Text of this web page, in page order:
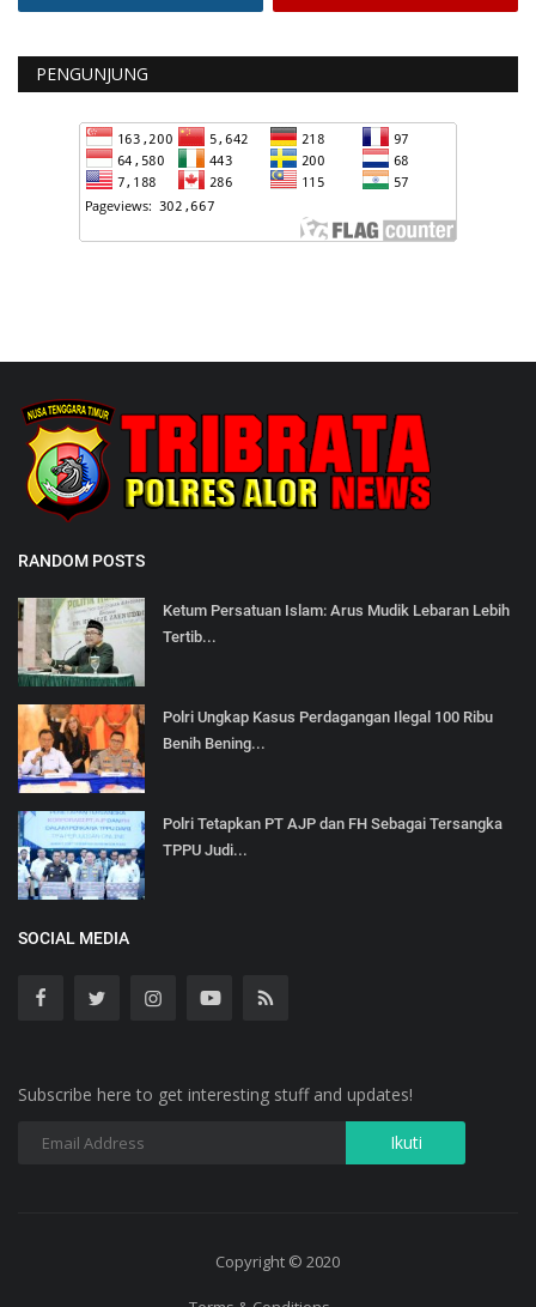
PENGUNJUNG
RANDOM POSTS
Ketum Persatuan Islam: Arus Mudik Lebaran Lebih
Tertib...
Polri Ungkap Kasus Perdagangan Ilegal 100 Ribu
Benih Bening...
Polri Tetapkan PT AJP dan FH Sebagai Tersangka
TPPU Judi...
SOCIAL MEDIA
Subscribe here to get interesting stuff and updates!
Copyright © 2020